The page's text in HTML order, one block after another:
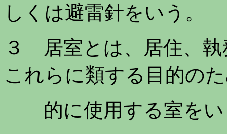
しくは避雷針をいう。
３ 居室とは、居住、執
これらに類する目的の
的に使用する室をい